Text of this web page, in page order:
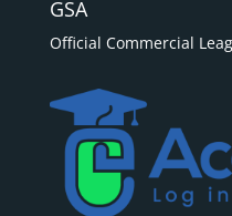
GSA
Official Commercial